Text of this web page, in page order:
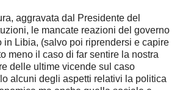
aggravata dal Presidente del
le mancate reazioni del governo
in Libia, (salvo poi riprendersi e capire
meno il caso di far sentire la nostra
delle ultime vicende sul caso
alcuni degli aspetti relativi la politica